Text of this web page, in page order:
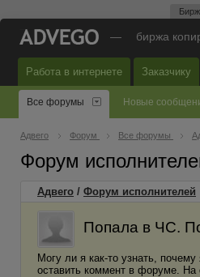
— биржа
Работа в интернете Заказчику
Все форумы Новые
Адвего Форум Все форумы
Форум
Адвего / Форум исполнителей
Попала в ЧС.
Могу ли я как-то узнать,
оставить коммент в форуме. На